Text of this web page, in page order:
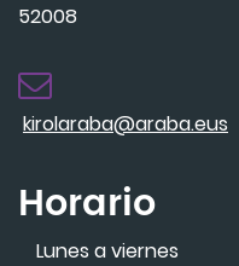
52008
kirolaraba@araba.eus
Horario
Lunes a viernes